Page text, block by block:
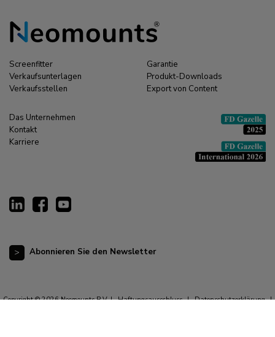
Screenfitter
Verkaufsunterlagen
Verkaufsstellen
Garantie
Produkt-Downloads
Export von Content
Das Unternehmen
Kontakt
Karriere
Abonnieren Sie den Newsletter
Copyright © 2026 Neomounts B.V. | Haftungsausschluss | Datenschutzerklärung |